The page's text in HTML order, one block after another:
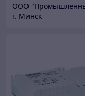
г. Минск